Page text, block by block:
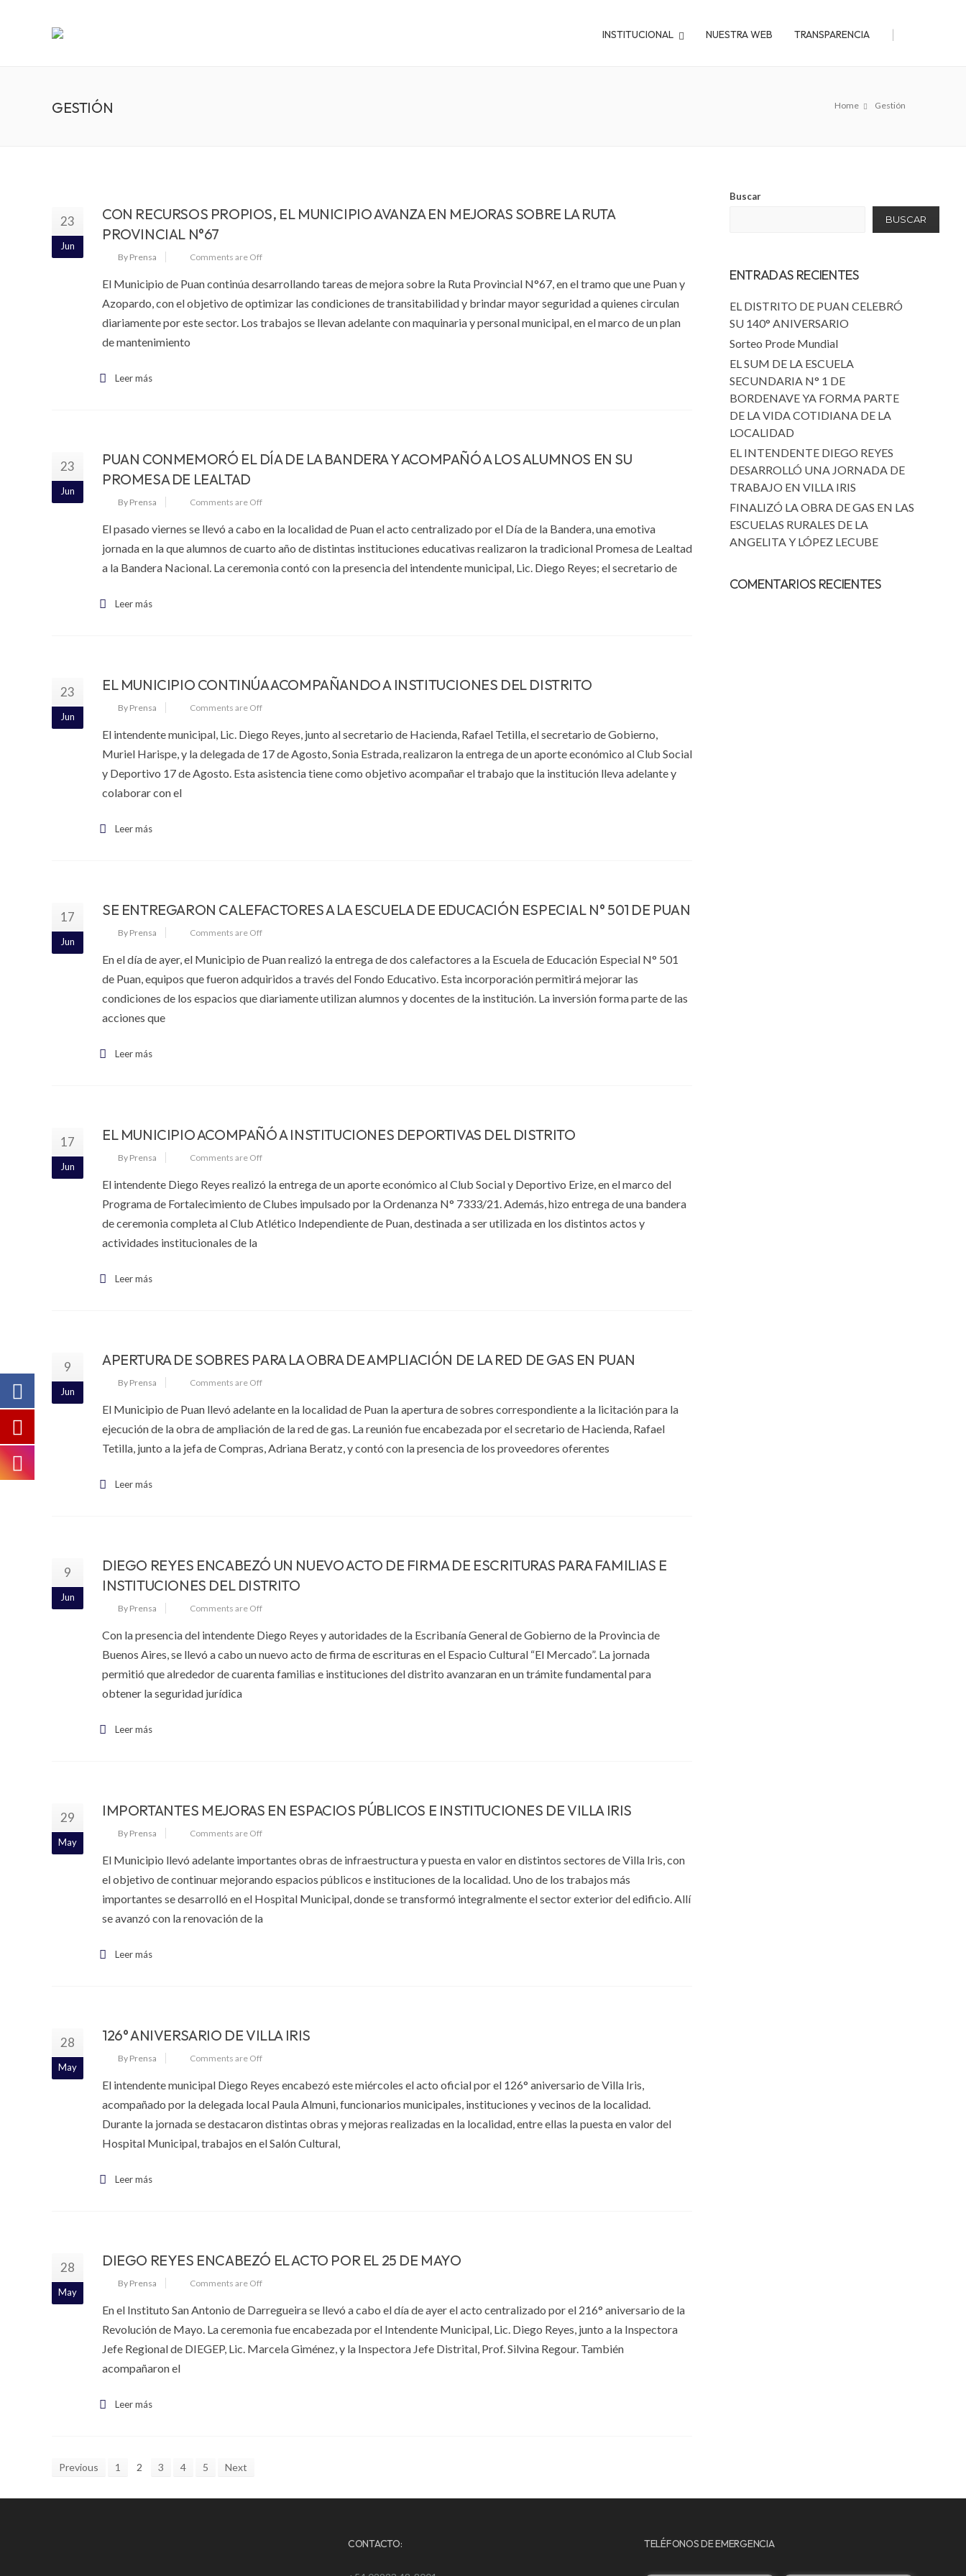
INSTITUCIONAL NUESTRA WEB TRANSPARENCIA |
Home Gestión
GESTIÓN
23
Jun
CON RECURSOS PROPIOS, EL MUNICIPIO AVANZA EN MEJORAS SOBRE LA RUTA
PROVINCIAL N°67
By Prensa Comments are Off
El Municipio de Puan continúa desarrollando tareas de mejora sobre la Ruta Provincial N°67, en el tramo que une Puan y
Azopardo, con el objetivo de optimizar las condiciones de transitabilidad y brindar mayor seguridad a quienes circulan
diariamente por este sector. Los trabajos se llevan adelante con maquinaria y personal municipal, en el marco de un plan
de mantenimiento
Leer más
23
Jun
PUAN CONMEMORÓ EL DÍA DE LA BANDERA Y ACOMPAÑÓ A LOS ALUMNOS EN SU
PROMESA DE LEALTAD
By Prensa Comments are Off
El pasado viernes se llevó a cabo en la localidad de Puan el acto centralizado por el Día de la Bandera, una emotiva
jornada en la que alumnos de cuarto año de distintas instituciones educativas realizaron la tradicional Promesa de Lealtad
a la Bandera Nacional. La ceremonia contó con la presencia del intendente municipal, Lic. Diego Reyes; el secretario de
Leer más
23
Jun
EL MUNICIPIO CONTINÚA ACOMPAÑANDO A INSTITUCIONES DEL DISTRITO
By Prensa Comments are Off
El intendente municipal, Lic. Diego Reyes, junto al secretario de Hacienda, Rafael Tetilla, el secretario de Gobierno,
Muriel Harispe, y la delegada de 17 de Agosto, Sonia Estrada, realizaron la entrega de un aporte económico al Club Social
y Deportivo 17 de Agosto. Esta asistencia tiene como objetivo acompañar el trabajo que la institución lleva adelante y
colaborar con el
Leer más
17
Jun
SE ENTREGARON CALEFACTORES A LA ESCUELA DE EDUCACIÓN ESPECIAL N° 501 DE PUAN
By Prensa Comments are Off
En el día de ayer, el Municipio de Puan realizó la entrega de dos calefactores a la Escuela de Educación Especial N° 501
de Puan, equipos que fueron adquiridos a través del Fondo Educativo. Esta incorporación permitirá mejorar las
condiciones de los espacios que diariamente utilizan alumnos y docentes de la institución. La inversión forma parte de las
acciones que
Leer más
17
Jun
EL MUNICIPIO ACOMPAÑÓ A INSTITUCIONES DEPORTIVAS DEL DISTRITO
By Prensa Comments are Off
El intendente Diego Reyes realizó la entrega de un aporte económico al Club Social y Deportivo Erize, en el marco del
Programa de Fortalecimiento de Clubes impulsado por la Ordenanza N° 7333/21. Además, hizo entrega de una bandera
de ceremonia completa al Club Atlético Independiente de Puan, destinada a ser utilizada en los distintos actos y
actividades institucionales de la
Leer más
9
Jun
APERTURA DE SOBRES PARA LA OBRA DE AMPLIACIÓN DE LA RED DE GAS EN PUAN
By Prensa Comments are Off
El Municipio de Puan llevó adelante en la localidad de Puan la apertura de sobres correspondiente a la licitación para la
ejecución de la obra de ampliación de la red de gas. La reunión fue encabezada por el secretario de Hacienda, Rafael
Tetilla, junto a la jefa de Compras, Adriana Beratz, y contó con la presencia de los proveedores oferentes
Leer más
9
Jun
DIEGO REYES ENCABEZÓ UN NUEVO ACTO DE FIRMA DE ESCRITURAS PARA FAMILIAS E
INSTITUCIONES DEL DISTRITO
By Prensa Comments are Off
Con la presencia del intendente Diego Reyes y autoridades de la Escribanía General de Gobierno de la Provincia de
Buenos Aires, se llevó a cabo un nuevo acto de firma de escrituras en el Espacio Cultural “El Mercado”. La jornada
permitió que alrededor de cuarenta familias e instituciones del distrito avanzaran en un trámite fundamental para
obtener la seguridad jurídica
Leer más
29
May
IMPORTANTES MEJORAS EN ESPACIOS PÚBLICOS E INSTITUCIONES DE VILLA IRIS
By Prensa Comments are Off
El Municipio llevó adelante importantes obras de infraestructura y puesta en valor en distintos sectores de Villa Iris, con
el objetivo de continuar mejorando espacios públicos e instituciones de la localidad. Uno de los trabajos más
importantes se desarrolló en el Hospital Municipal, donde se transformó integralmente el sector exterior del edificio. Allí
se avanzó con la renovación de la
Leer más
28
May
126° ANIVERSARIO DE VILLA IRIS
By Prensa Comments are Off
El intendente municipal Diego Reyes encabezó este miércoles el acto oficial por el 126° aniversario de Villa Iris,
acompañado por la delegada local Paula Almuni, funcionarios municipales, instituciones y vecinos de la localidad.
Durante la jornada se destacaron distintas obras y mejoras realizadas en la localidad, entre ellas la puesta en valor del
Hospital Municipal, trabajos en el Salón Cultural,
Leer más
28
May
DIEGO REYES ENCABEZÓ EL ACTO POR EL 25 DE MAYO
By Prensa Comments are Off
En el Instituto San Antonio de Darregueira se llevó a cabo el día de ayer el acto centralizado por el 216° aniversario de la
Revolución de Mayo. La ceremonia fue encabezada por el Intendente Municipal, Lic. Diego Reyes, junto a la Inspectora
Jefe Regional de DIEGEP, Lic. Marcela Giménez, y la Inspectora Jefe Distrital, Prof. Silvina Regour. También
acompañaron el
Leer más
Previous 1 2 3 4 5 Next
Buscar
BUSCAR
ENTRADAS RECIENTES
EL DISTRITO DE PUAN CELEBRÓ
SU 140° ANIVERSARIO
Sorteo Prode Mundial
EL SUM DE LA ESCUELA
SECUNDARIA N° 1 DE
BORDENAVE YA FORMA PARTE
DE LA VIDA COTIDIANA DE LA
LOCALIDAD
EL INTENDENTE DIEGO REYES
DESARROLLÓ UNA JORNADA DE
TRABAJO EN VILLA IRIS
FINALIZÓ LA OBRA DE GAS EN LAS
ESCUELAS RURALES DE LA
ANGELITA Y LÓPEZ LECUBE
COMENTARIOS RECIENTES
CONTACTO: TELÉFONOS DE EMERGENCIA